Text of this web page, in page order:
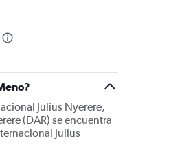
chart
displaying
Julius Nyerere,
(DAR) se encuentra
Julius